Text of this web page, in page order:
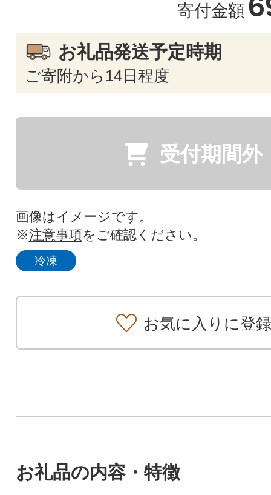
寄付金額
お礼品発送予定時期
ご寄附から14日程度
受付期間外
画像はイメージです。
※注意事項をご確認ください。
冷凍
お気に入りに登録
お礼品の内容・特徴